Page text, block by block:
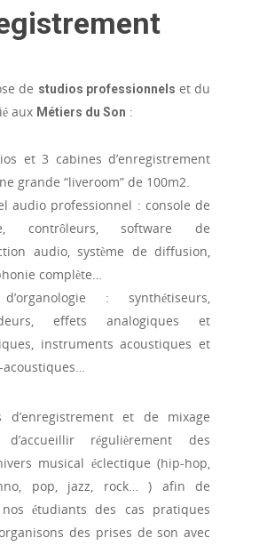
de studios professionnels et du
aux Métiers du Son :
et 3 cabines d’enregistrement
grande “liveroom” de 100m2.
audio professionnel : console de
contrôleurs, software de
audio, système de diffusion,
complète…
: synthétiseurs,
effets analogiques et
instruments acoustiques et
acoustiques…
d’enregistrement et de mixage
d’accueillir régulièrement des
musical éclectique (hip-hop,
pop, jazz, rock… ) afin de
étudiants des cas pratiques
des prises de son avec